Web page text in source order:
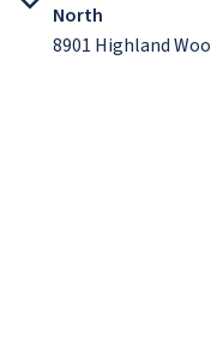
North
8901 Highland